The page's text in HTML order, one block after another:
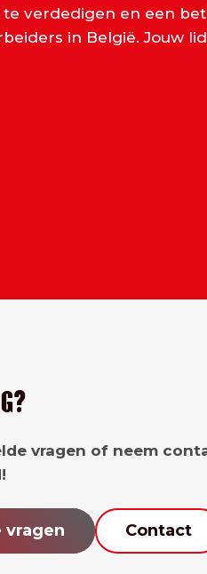
verdedigen en een
in België. Jouw
vragen of neem
vragen Contact